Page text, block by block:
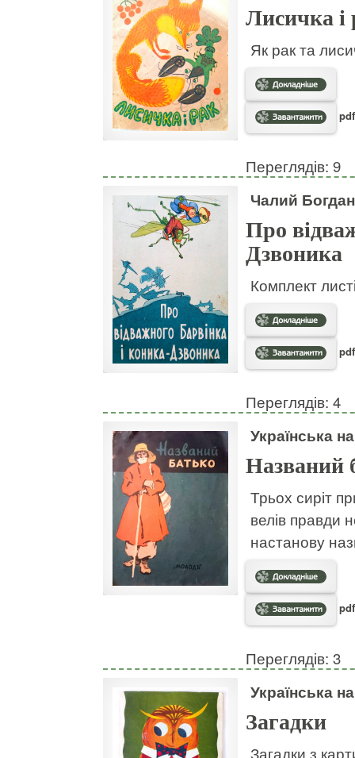
Лисичка і
Як рак та
Переглядів: 9
Чалий
Про
Дзвоника
Комплект
Переглядів: 4
Українська
Названий
Трьох сиріт
велів правди
настанову
Переглядів: 3
Українська
Загадки
Загадки з